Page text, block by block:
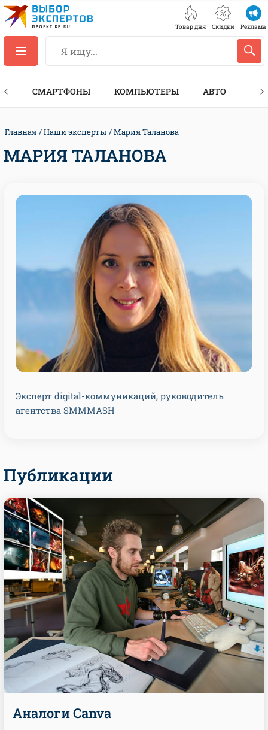
Товар дня Скидки Реклама
СМАРТФОНЫ КОМПЬЮТЕРЫ АВТО
Главная Наши эксперты Мария Таланова
МАРИЯ ТАЛАНОВА
Эксперт digital-коммуникаций, руководитель
агентства SMMMASH
Публикации
Аналоги Canva